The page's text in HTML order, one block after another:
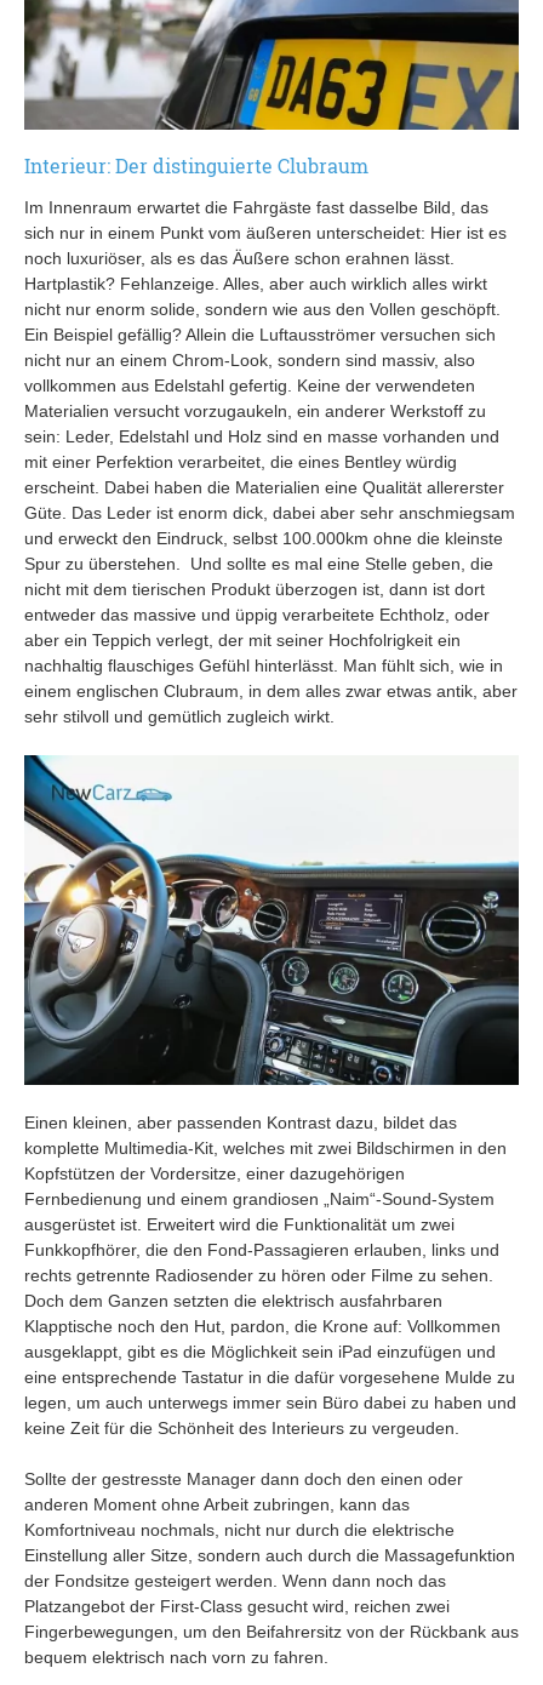
Interieur: Der distinguierte Clubraum
Im Innenraum erwartet die Fahrgäste fast dasselbe Bild, das
sich nur in einem Punkt vom äußeren unterscheidet: Hier ist es
noch luxuriöser, als es das Äußere schon erahnen lässt.
Hartplastik? Fehlanzeige. Alles, aber auch wirklich alles wirkt
nicht nur enorm solide, sondern wie aus den Vollen geschöpft.
Ein Beispiel gefällig? Allein die Luftausströmer versuchen sich
nicht nur an einem Chrom-Look, sondern sind massiv, also
vollkommen aus Edelstahl gefertig. Keine der verwendeten
Materialien versucht vorzugaukeln, ein anderer Werkstoff zu
sein: Leder, Edelstahl und Holz sind en masse vorhanden und
mit einer Perfektion verarbeitet, die eines Bentley würdig
erscheint. Dabei haben die Materialien eine Qualität allererster
Güte. Das Leder ist enorm dick, dabei aber sehr anschmiegsam
und erweckt den Eindruck, selbst 100.000km ohne die kleinste
Spur zu überstehen. Und sollte es mal eine Stelle geben, die
nicht mit dem tierischen Produkt überzogen ist, dann ist dort
entweder das massive und üppig verarbeitete Echtholz, oder
aber ein Teppich verlegt, der mit seiner Hochfolrigkeit ein
nachhaltig flauschiges Gefühl hinterlässt. Man fühlt sich, wie in
einem englischen Clubraum, in dem alles zwar etwas antik, aber
sehr stilvoll und gemütlich zugleich wirkt.
Einen kleinen, aber passenden Kontrast dazu, bildet das
komplette Multimedia-Kit, welches mit zwei Bildschirmen in den
Kopfstützen der Vordersitze, einer dazugehörigen
Fernbedienung und einem grandiosen „Naim“-Sound-System
ausgerüstet ist. Erweitert wird die Funktionalität um zwei
Funkkopfhörer, die den Fond-Passagieren erlauben, links und
rechts getrennte Radiosender zu hören oder Filme zu sehen.
Doch dem Ganzen setzten die elektrisch ausfahrbaren
Klapptische noch den Hut, pardon, die Krone auf: Vollkommen
ausgeklappt, gibt es die Möglichkeit sein iPad einzufügen und
eine entsprechende Tastatur in die dafür vorgesehene Mulde zu
legen, um auch unterwegs immer sein Büro dabei zu haben und
keine Zeit für die Schönheit des Interieurs zu vergeuden.
Sollte der gestresste Manager dann doch den einen oder
anderen Moment ohne Arbeit zubringen, kann das
Komfortniveau nochmals, nicht nur durch die elektrische
Einstellung aller Sitze, sondern auch durch die Massagefunktion
der Fondsitze gesteigert werden. Wenn dann noch das
Platzangebot der First-Class gesucht wird, reichen zwei
Fingerbewegungen, um den Beifahrersitz von der Rückbank aus
bequem elektrisch nach vorn zu fahren.